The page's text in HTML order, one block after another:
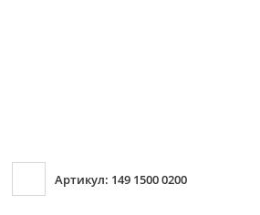
Артикул: 149 1500 0200